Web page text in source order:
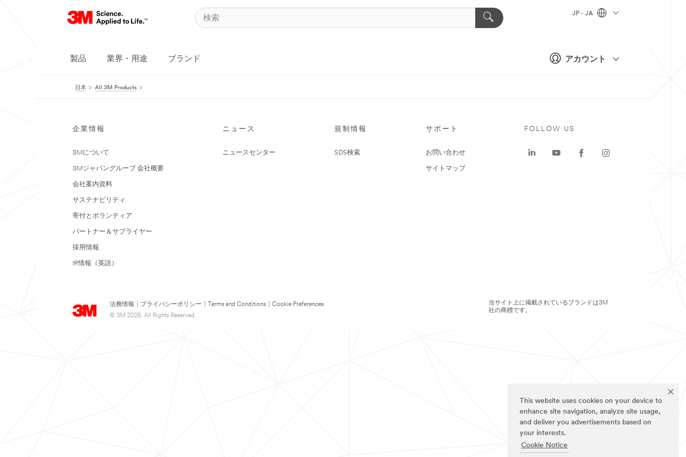
This website uses cookies on your device to
enhance site navigation, analyze site usage,
and deliver you advertisements based on
your interests.
Cookie Notice
アカウント
JP - JA
製品 業界・用途 ブランド
日本 All 3M Products
企業情報
3Mについて
3Mジャパングループ 会社概要
会社案内資料
サステナビリティ
寄付とボランティア
パートナー＆サプライヤー
採用情報
IR情報（英語）
ニュース
ニュースセンター
規制情報
SDS検索
サポート
お問い合わせ
サイトマップ
法務情報 プライバシーポリシー Terms and Conditions
Cookie Preferences
© 3M 2026. All Rights Reserved.
FOLLOW US
当サイト上に掲載されているブランドは3M
社の商標です。